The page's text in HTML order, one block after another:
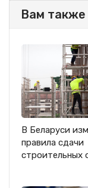
Вам также
В Беларуси
правила сдачи
строительных